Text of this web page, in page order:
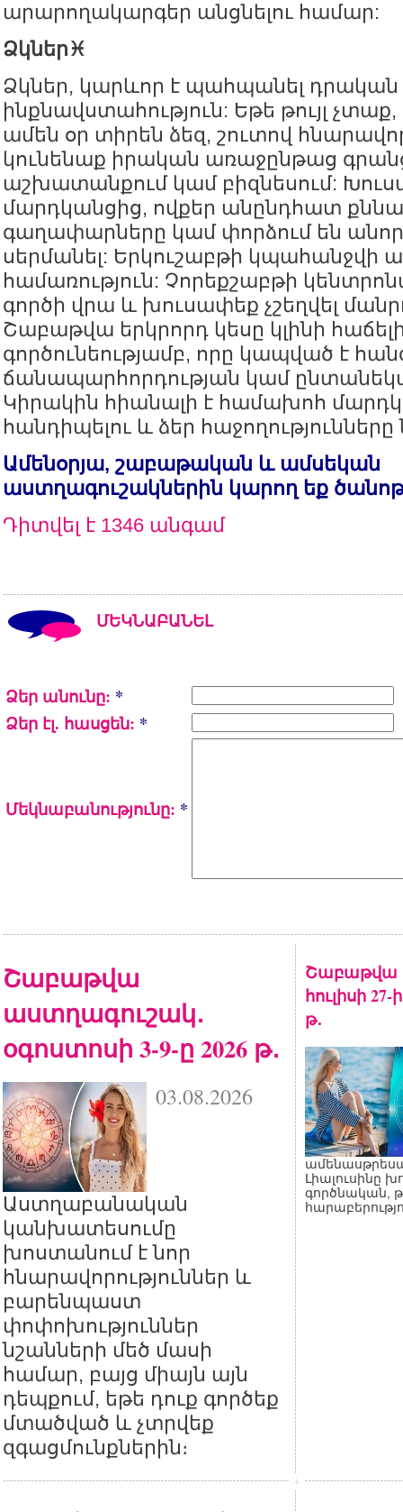
արարողակարգեր անցնելու համար:
Ձկներ♓️
Ձկներ, կարևոր է պահպանել դրական
ինքնավստահություն: Եթե թույլ
ամեն օր տիրեն ձեզ, շուտով
կունենաք իրական առաջընթաց
աշխատանքում կամ բիզնեսում:
մարդկանցից, ովքեր անընդհատ
գաղափարները կամ փորձում են
սերմանել: Երկուշաբթի կպահանջվի
համառություն: Չորեքշաբթի
գործի վրա և խուսափեք չշեղվել
Շաբաթվա երկրորդ կեսը կլինի
գործունեությամբ, որը կապված է
ճանապարհորդության կամ
Կիրակին հիանալի է համախոհ
հանդիպելու և ձեր հաջողությունները
Ամենօրյա, շաբաթական և ամսեկան
աստղագուշակներին կարող եք
Դիտվել է 1346 անգամ
ՄԵԿՆԱԲԱՆԵԼ
Ձեր անունը: *
Ձեր էլ. հասցեն: *
Մեկնաբանությունը: *
Շաբաթվա
աստղագուշակ․
օգոստոսի 3-9-ը 2026 թ․
03.08.2026
Աստղաբանական
կանխատեսումը
խոստանում է նոր
հնարավորություններ և
բարենպաստ
փոփոխություններ
նշանների մեծ մասի
համար, բայց միայն այն
դեպքում, եթե դուք գործեք
մտածված և չտրվեք
զգացմունքներին։
Շաբաթվա
հուլիսի
թ․
Լիալուսինը
գործնական,